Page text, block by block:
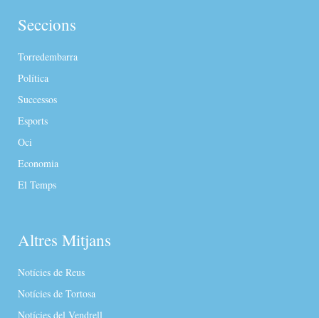
Seccions
Torredembarra
Política
Successos
Esports
Oci
Economia
El Temps
Altres Mitjans
Notícies de Reus
Notícies de Tortosa
Notícies del Vendrell